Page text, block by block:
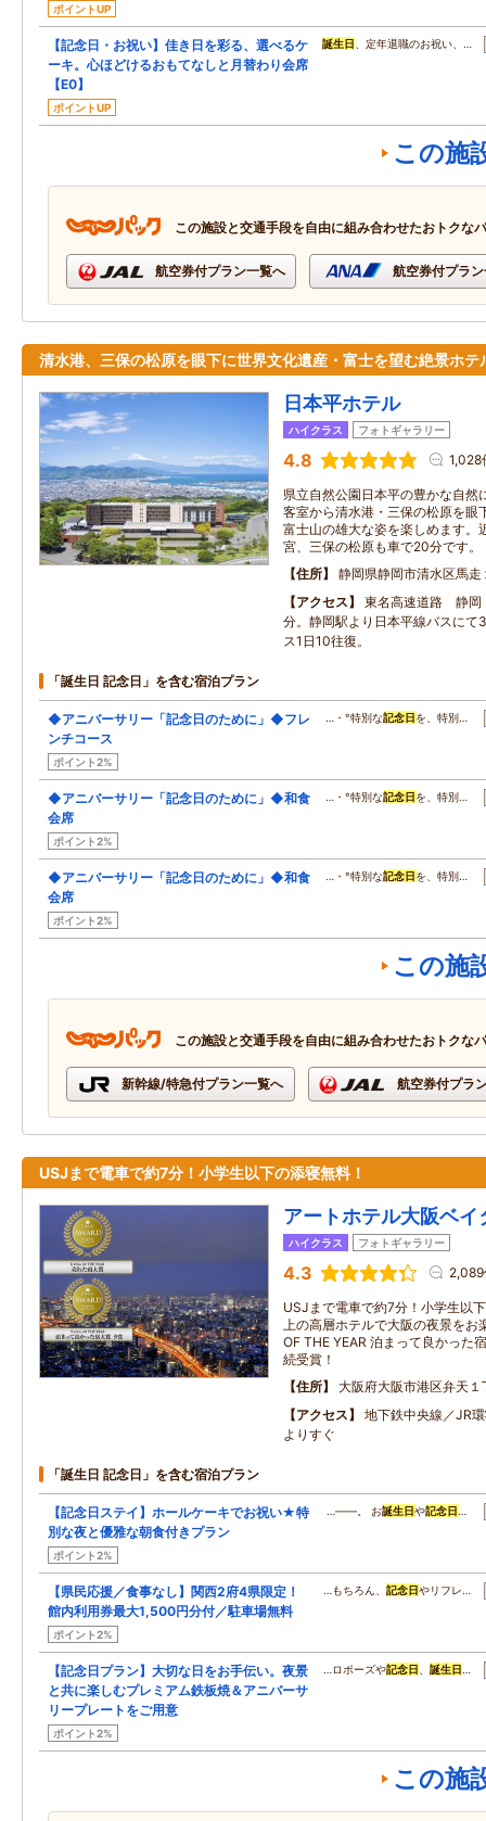
ポイントUP
【記念日・お祝い】佳き日を彩る、選べるケ
ーキ。心ほどけるおもてなしと月替わり会席
【E0】
ポイントUP
誕生日 、定年退職のお祝い、…
この施
この施設と交通手段を自由に組み合わせたおトクな
航空券付プラン一覧へ 航空券付プラ
清水港、三保の松原を眼下に世界文化遺産・富士を望む絶景ホテ
日本平ホテル
ハイクラス フォトギャラリー
4.8 1,028
県立自然公園日本平の豊かな自然
客室から清水港・三保の松原を眼
富士山の雄大な姿を楽しめます。
宮、三保の松原も車で20分です。
住所
静岡県静岡市清水区馬走
アクセス
東名高速道路 静岡
分。静岡駅より日本平線バスにて
ス1日10往復。
「誕生日 記念日」を含む宿泊プラン
◆アニバーサリー「記念日のために」◆フレ
ンチコース
ポイント2%
…・°特別な記念日 を、特別…
◆アニバーサリー「記念日のために」◆和食
会席
ポイント2%
…・°特別な記念日 を、特別…
◆アニバーサリー「記念日のために」◆和食
会席
ポイント2%
…・°特別な記念日 を、特別…
この施
この施設と交通手段を自由に組み合わせたおトクな
新幹線/特急付プラン一覧へ 航空券付プラ
USJまで電車で約7分！小学生以下の添寝無料！
アートホテル大阪ベイ
ハイクラス フォトギャラリー
4.3
USJまで電車で約7分！小学生以
上の高層ホテルで大阪の夜景をお
OF THE YEAR 泊まって良かった
続受賞！
住所
大阪府大阪市港区弁天１
アクセス
地下鉄中央線／JR
よりすぐ
「誕生日 記念日」を含む宿泊プラン
【記念日ステイ】ホールケーキでお祝い★特
別な夜と優雅な朝食付きプラン
ポイント2%
…――。 お誕生日や記念日 …
【県民応援／食事なし】関西2府4県限定！
館内利用券最大1,500円分付／駐車場無料
ポイント2%
…もちろん、 記念日やリフレ…
【記念日プラン】大切な日をお手伝い。夜景
と共に楽しむプレミアム鉄板焼＆アニバーサ
リープレートをご用意
ポイント2%
…ロポーズや記念日 誕生日 …
この施